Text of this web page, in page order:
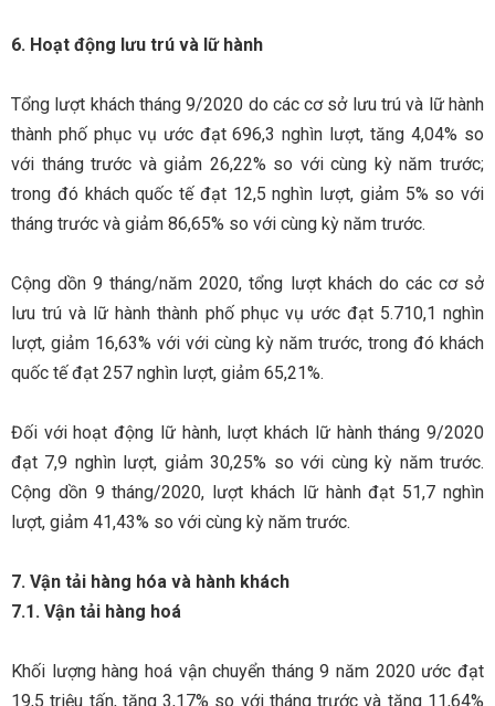
6. Hoạt động lưu trú và lữ hành
Tổng lượt khách tháng 9/2020 do các cơ sở lưu trú và lữ hành
thành phố phục vụ ước đạt 696,3 nghìn lượt, tăng 4,04% so
với tháng trước và giảm 26,22% so với cùng kỳ năm trước;
trong đó khách quốc tế đạt 12,5 nghìn lượt, giảm 5% so với
tháng trước và giảm 86,65% so với cùng kỳ năm trước.
Cộng dồn 9 tháng/năm 2020, tổng lượt khách do các cơ sở
lưu trú và lữ hành thành phố phục vụ ước đạt 5.710,1 nghìn
lượt, giảm 16,63% với với cùng kỳ năm trước, trong đó khách
quốc tế đạt 257 nghìn lượt, giảm 65,21%.
Đối với hoạt động lữ hành, lượt khách lữ hành tháng 9/2020
đạt 7,9 nghìn lượt, giảm 30,25% so với cùng kỳ năm trước.
Cộng dồn 9 tháng/2020, lượt khách lữ hành đạt 51,7 nghìn
lượt, giảm 41,43% so với cùng kỳ năm trước.
7. Vận tải hàng hóa và hành khách
7.1. Vận tải hàng hoá
Khối lượng hàng hoá vận chuyển tháng 9 năm 2020 ước đạt
19,5 triệu tấn, tăng 3,17% so với tháng trước và tăng 11,64%